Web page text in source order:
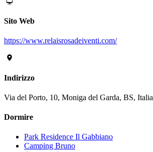
Sito Web
https://www.relaisrosadeiventi.com/
Indirizzo
Via del Porto, 10, Moniga del Garda, BS, Italia
Dormire
Park Residence Il Gabbiano
Camping Bruno